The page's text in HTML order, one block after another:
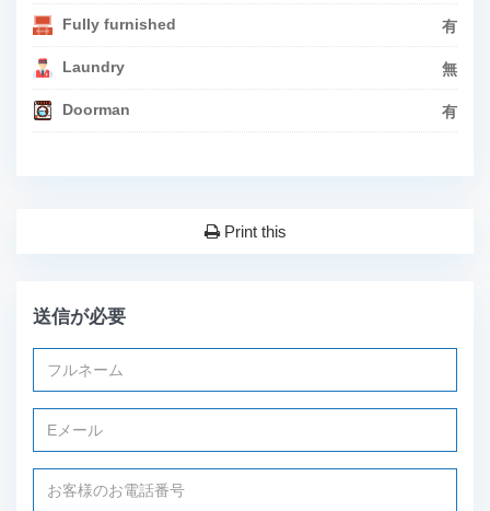
Fully furnished 有
Laundry 無
Doorman 有
Print this
送信が必要